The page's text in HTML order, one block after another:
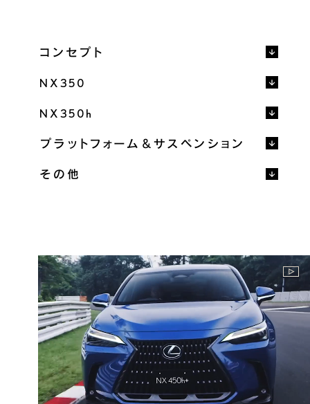
パッケージ別装備比較
試乗予約
コンセプト
NX350
NX350h
プラットフォーム＆サスペンション
その他